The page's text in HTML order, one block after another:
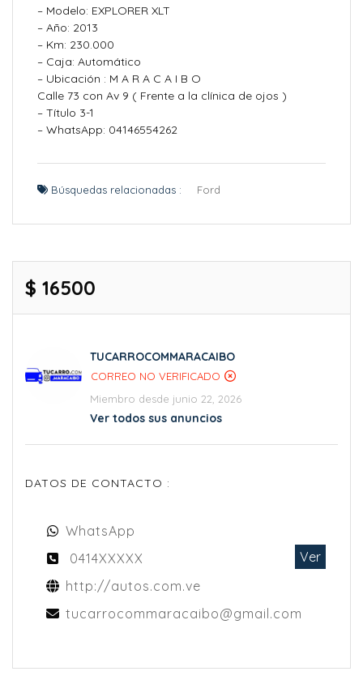
– Modelo: EXPLORER XLT
– Año: 2013
– Km: 230.000
– Caja: Automático
– Ubicación : M A R A C A I B O
Calle 73 con Av 9 ( Frente a la clínica de ojos )
– Título 3-1
– WhatsApp: 04146554262
Búsquedas relacionadas : Ford
$ 16500
TUCARROCOMMARACAIBO
CORREO NO VERIFICADO
Miembro desde junio 22, 2026
Ver todos sus anuncios
DATOS DE CONTACTO :
WhatsApp
0414XXXXX
Ver
http://autos.com.ve
tucarrocommaracaibo@gmail.com